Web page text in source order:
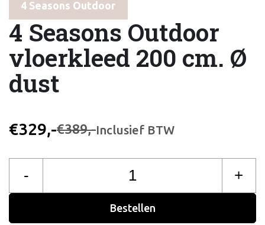
4 Seasons Outdoor
4 Seasons Outdoor
vloerkleed 200 cm. Ø
dust
€329,-€389,-Inclusief BTW
- +
Bestellen